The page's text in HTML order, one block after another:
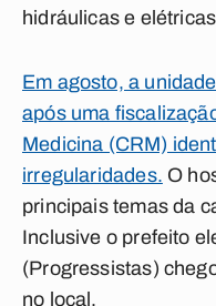
hidráulicas e
Em agosto, a
após uma
Medicina (CRM)
irregularidades. O
principais temas da
Inclusive o prefeito
(Progressistas)
no local.